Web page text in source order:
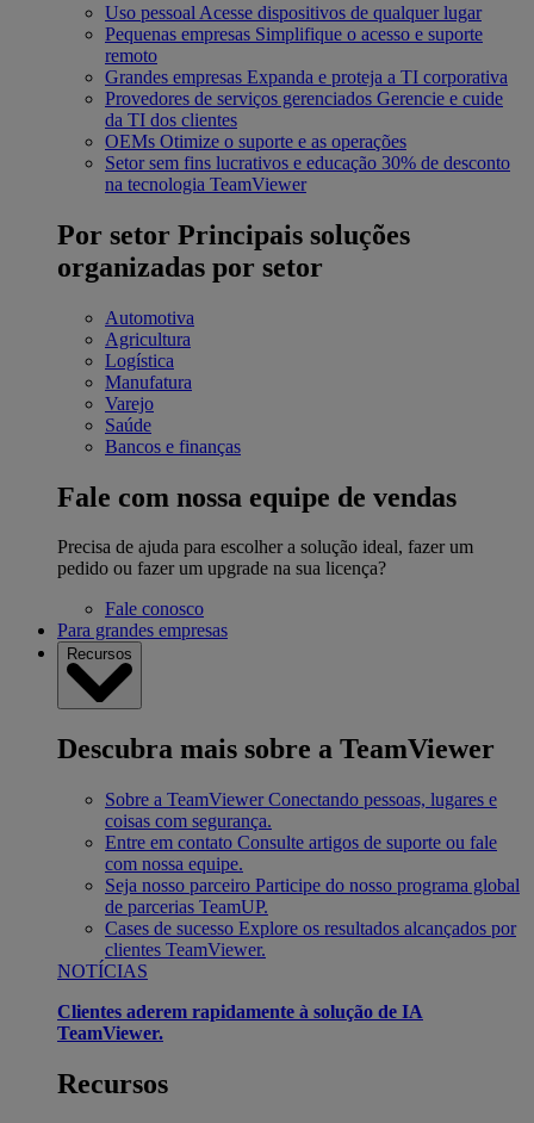
Uso pessoal Acesse dispositivos de qualquer lugar
Pequenas empresas Simplifique o acesso e suporte
remoto
Grandes empresas Expanda e proteja a TI corporativa
Provedores de serviços gerenciados Gerencie e cuide
da TI dos clientes
OEMs Otimize o suporte e as operações
Setor sem fins lucrativos e educação 30% de desconto
na tecnologia TeamViewer
Por setor Principais soluções
organizadas por setor
Automotiva
Agricultura
Logística
Manufatura
Varejo
Saúde
Bancos e finanças
Fale com nossa equipe de vendas
Precisa de ajuda para escolher a solução ideal, fazer um
pedido ou fazer um upgrade na sua licença?
Fale conosco
Para grandes empresas
Recursos
Descubra mais sobre a TeamViewer
Sobre a TeamViewer Conectando pessoas, lugares e
coisas com segurança.
Entre em contato Consulte artigos de suporte ou fale
com nossa equipe.
Seja nosso parceiro Participe do nosso programa global
de parcerias TeamUP.
Cases de sucesso Explore os resultados alcançados por
clientes TeamViewer.
NOTÍCIAS
Clientes aderem rapidamente à solução de IA
TeamViewer.
Recursos